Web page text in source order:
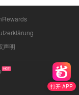
打开 APP
声明